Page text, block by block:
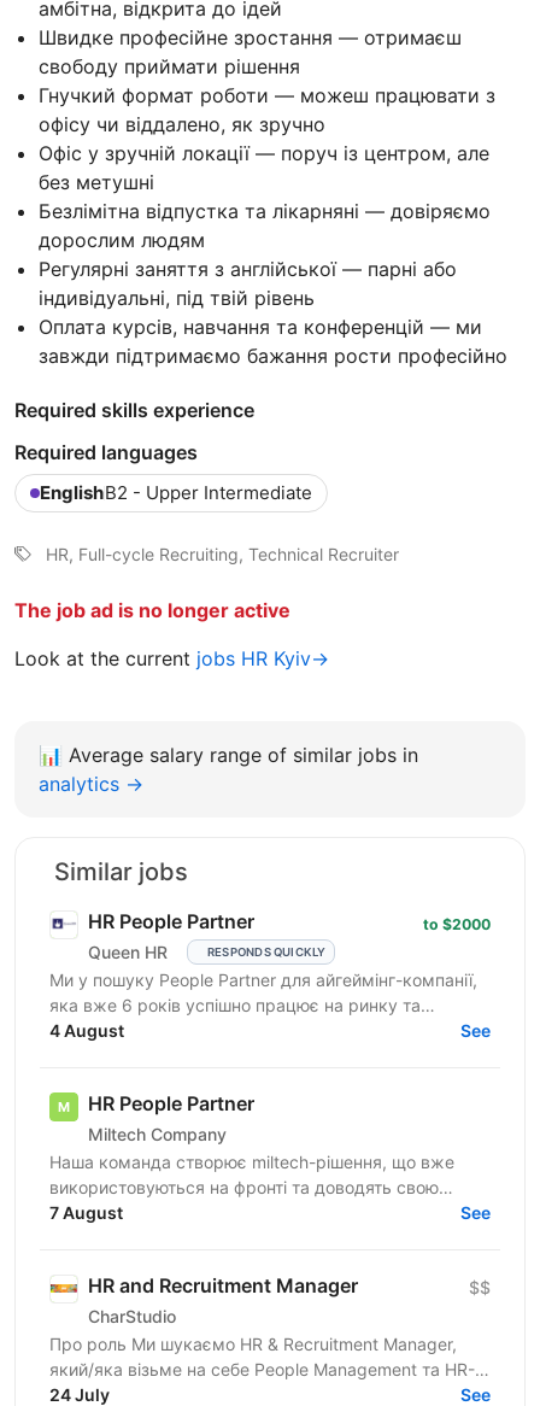
амбітна, відкрита до ідей
Швидке професійне зростання — отримаєш
свободу приймати рішення
Гнучкий формат роботи — можеш працювати з
офісу чи віддалено, як зручно
Офіс у зручній локації — поруч із центром, але
без метушні
Безлімітна відпустка та лікарняні — довіряємо
дорослим людям
Регулярні заняття з англійської — парні або
індивідуальні, під твій рівень
Оплата курсів, навчання та конференцій — ми
завжди підтримаємо бажання рости професійно
Required skills experience
Required languages
EnglishB2 - Upper Intermediate
HR, Full-cycle Recruiting, Technical Recruiter
The job ad is no longer active
Look at the current jobs HR Kyiv→
📊 Average salary range of similar jobs in
analytics →
Similar jobs
HR People Partner
Queen HR RESPONDS QUICKLY
to $2000
Ми у пошуку People Partner для айгеймінг-компанії,
яка вже 6 років успішно працює на ринку та
активно розширює команду. Ти нам підходиш, якщо:
4 August See
HR People Partner
Miltech Company
Наша команда створює miltech-рішення, що вже
використовуються на фронті та доводять свою
ефективність у реальних умовах. Зараз ми активно
7 August See
HR and Recruitment Manager
CharStudio
$$
Про роль Ми шукаємо HR & Recruitment Manager,
який/яка візьме на себе People Management та HR-
функцію компанії, а також керуватиме основним...
24 July See